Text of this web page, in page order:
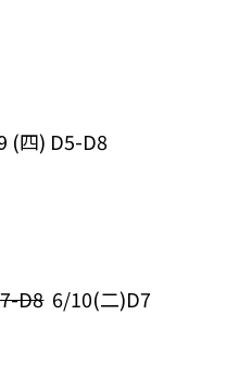
(四) D5-D8
D86/10(二)D7